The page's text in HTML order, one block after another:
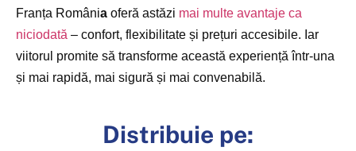
Franța România oferă astăzi mai multe avantaje ca
niciodată – confort, flexibilitate și prețuri accesibile. Iar
viitorul promite să transforme această experiență într-una
și mai rapidă, mai sigură și mai convenabilă.
Distribuie pe: